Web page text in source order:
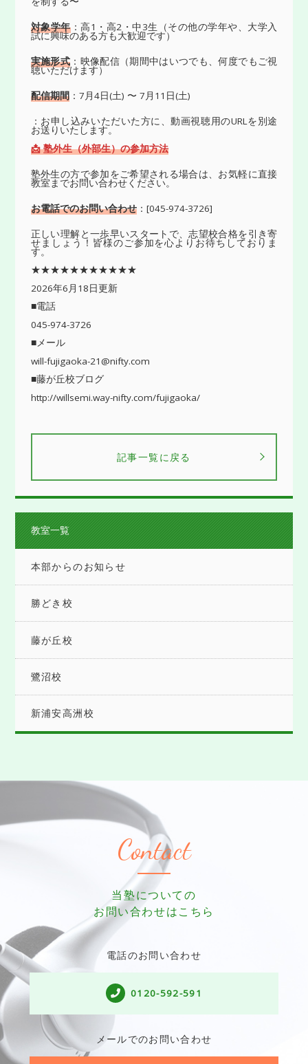
対象学年：高1・高2・中3生（その他の学年や、大学入
試に興味のある方も大歓迎です）
実施形式 ：映像配信（期間中はいつでも、何度でもご視
聴いただけます）
配信期間：7月4日(土) 〜 7月11日(土)
：お申し込みいただいた方に、動画視聴用のURLを別途
お送りいたします。
📩 塾外生（外部生）の参加方法
塾外生の方で参加をご希望される場合は、お気軽に直接
教室までお問い合わせください。
お電話でのお問い合わせ：[045-974-3726]
正しい理解と一歩早いスタートで、志望校合格を引き寄
せましょう！皆様のご参加を心よりお待ちしておりま
す。
★★★★★★★★★★★
2026年6月18日更新
■電話
045-974-3726
■メール
will-fujigaoka-21@nifty.com
■藤が丘校ブログ
http://willsemi.way-nifty.com/fujigaoka/
記事一覧に戻る
教室一覧
本部からのお知らせ
勝どき校
藤が丘校
鷺沼校
新浦安高洲校
Contact
当塾についての
お問い合わせはこちら
電話のお問い合わせ
0120-592-591
メールでのお問い合わせ